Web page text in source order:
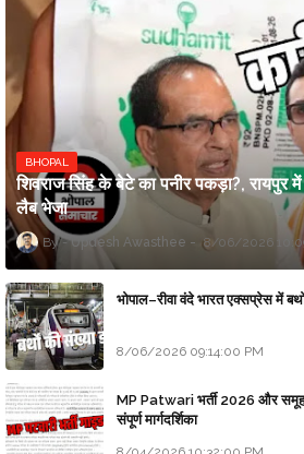
BHOPAL
शिवराज सिंह के बेटे का पनीर पकड़ा?, रायपुर में
लैब भेजा
Updesh Awasthee 8/06/2026
भोपाल–रीवा वंदे भारत एक्सप्रेस में
8/06/2026 09:14:00 PM
MP Patwari भर्ती 2026 और
संपूर्ण मार्गदर्शिका